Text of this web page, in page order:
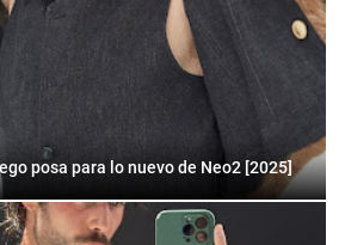
posa para lo nuevo de Neo2 [2025]